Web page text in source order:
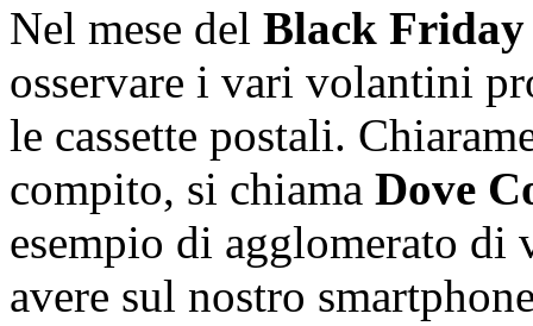
Nel mese del Black Friday
osservare i vari volantini
le cassette postali.
compito, si chiama Dove
esempio di agglomerato
avere sul nostro